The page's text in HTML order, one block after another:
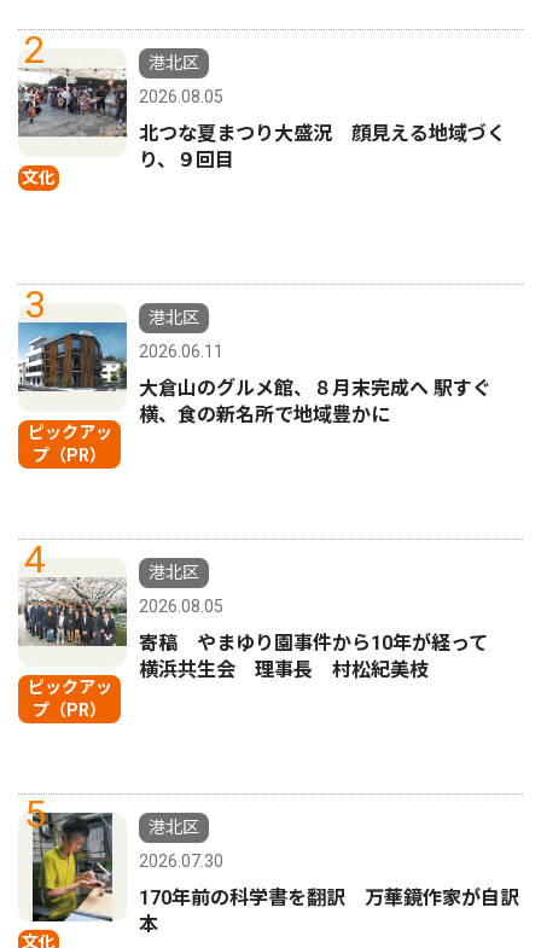
2
文化
港北区
2026.08.05
北つな夏まつり大盛況 顔見える地域づく
り、９回目
3
ピックアッ
プ（PR）
港北区
2026.06.11
大倉山のグルメ館、８月末完成へ 駅すぐ
横、食の新名所で地域豊かに
4
ピックアッ
プ（PR）
港北区
2026.08.05
寄稿 やまゆり園事件から10年が経って
横浜共生会 理事長 村松紀美枝
5
文化
港北区
2026.07.30
170年前の科学書を翻訳 万華鏡作家が自訳
本